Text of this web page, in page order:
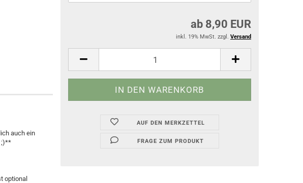
ab 8,90 EUR
inkl. 19% MwSt. zzgl. Versand
AUF DEN MERKZETTEL
FRAGE ZUM PRODUKT
auch ein
;)**
optional